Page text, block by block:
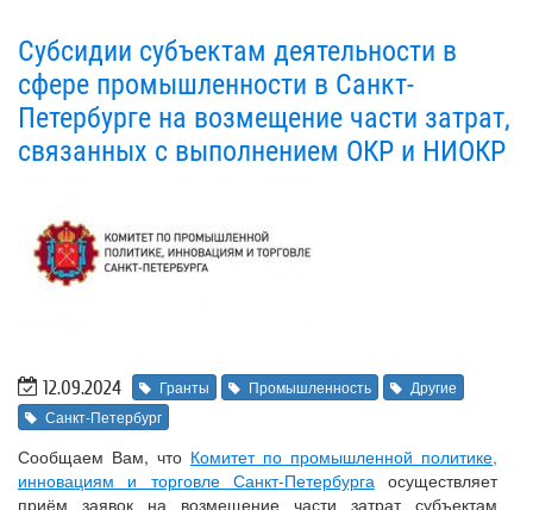
Субсидии субъектам деятельности в
сфере промышленности в Санкт-
Петербурге на возмещение части затрат,
связанных с выполнением ОКР и НИОКР
12.09.2024 Гранты Промышленность
Другие
Санкт-Петербург
Сообщаем Вам, что Комитет по промышленной политике,
инновациям и торговле Санкт-Петербургаосуществляет
приём заявок на возмещение части затрат субъектам